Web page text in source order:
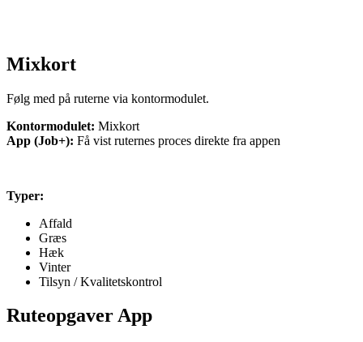
Mixkort
Følg med på ruterne via kontormodulet.
Kontormodulet: Mixkort
App (Job+): Få vist ruternes proces direkte fra appen
Typer:
Affald
Græs
Hæk
Vinter
Tilsyn / Kvalitetskontrol
Ruteopgaver App